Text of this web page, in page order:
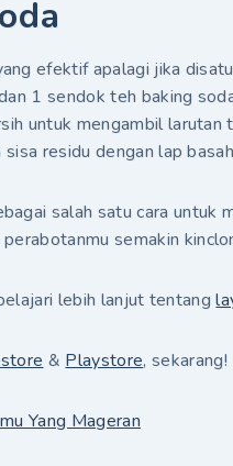
efektif apalagi jika
1 sendok teh baking
untuk mengambil
residu dengan lap
salah satu cara untuk
semakin
lebih lanjut tentang
& Playstore, sekarang!
Yang Mageran